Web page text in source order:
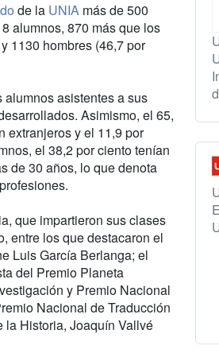
de la UNIA más de 500
alumnos, 870 más que los
1130 hombres (46,7 por
asistentes a sus
Asimismo, el 65,
extranjeros y el 11,9 por
el 38,2 por ciento tenían
de 30 años, lo que denota
que impartieron sus clases
entre los que destacaron el
Luis García Berlanga; el
del Premio Planeta
y Premio Nacional
Nacional de Traducción
la Historia, Joaquín Vallvé